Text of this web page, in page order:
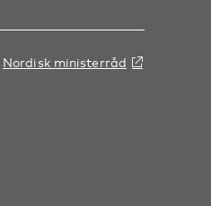
Nordisk ministerråd